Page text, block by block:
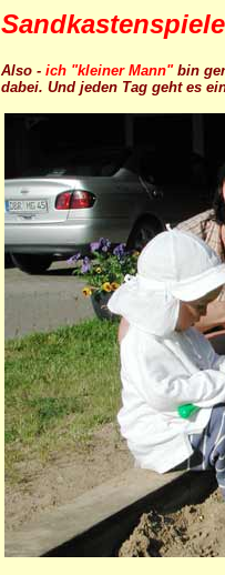
Also - ich "kleiner Mann" bin
dabei. Und jeden Tag geht es